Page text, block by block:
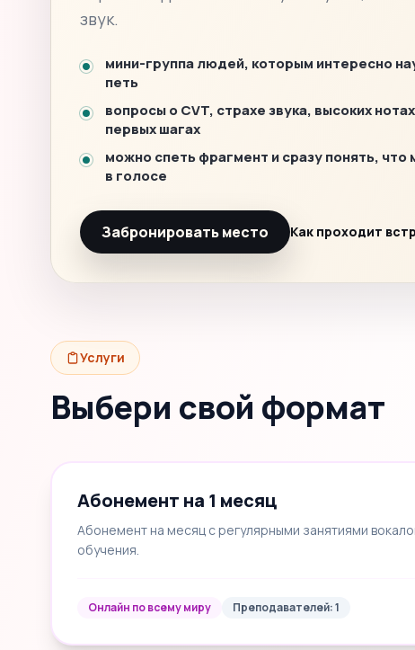
звук.
мини-группа людей, которым интересно
петь
вопросы о CVT, страхе звука, высоких
первых шагах
можно спеть фрагмент и сразу понять, что
в голосе
Забронировать место Как проходит
Услуги
Выбери свой формат
Абонемент на 1 месяц
Абонемент на месяц с регулярными занятиями
обучения.
Онлайн по всему миру Преподавателей: 1